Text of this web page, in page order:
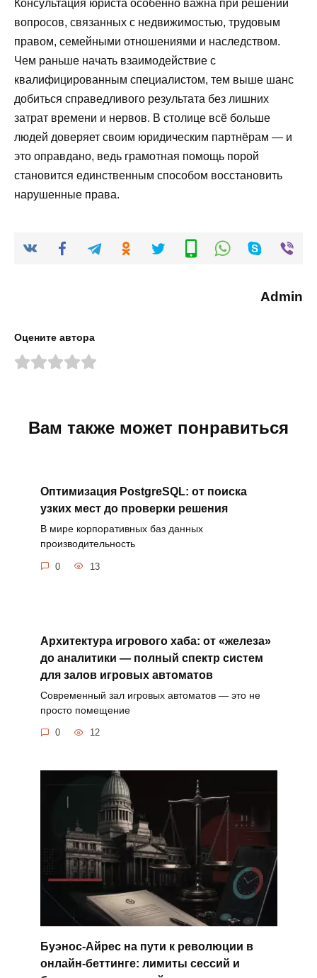
Консультация юриста особенно важна при решении
вопросов, связанных с недвижимостью, трудовым
правом, семейными отношениями и наследством.
Чем раньше начать взаимодействие с
квалифицированным специалистом, тем выше шанс
добиться справедливого результата без лишних
затрат времени и нервов. В столице всё больше
людей доверяет своим юридическим партнёрам — и
это оправдано, ведь грамотная помощь порой
становится единственным способом восстановить
нарушенные права.
Admin
Оцените автора
Вам также может понравиться
Оптимизация PostgreSQL: от поиска
узких мест до проверки решения
В мире корпоративных баз данных
производительность
0 13
Архитектура игрового хаба: от «железа»
до аналитики — полный спектр систем
для залов игровых автоматов
Современный зал игровых автоматов — это не
просто помещение
0 12
Буэнос-Айрес на пути к революции в
онлайн-беттинге: лимиты сессий и